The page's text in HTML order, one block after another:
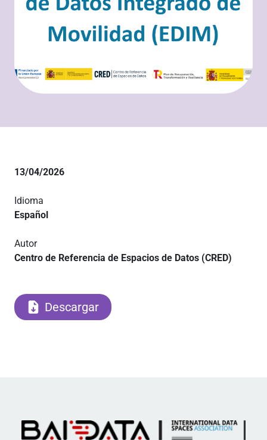
13/04/2026
Idioma
Español
Autor
Centro de Referencia de Espacios de Datos (CRED)
Descargar